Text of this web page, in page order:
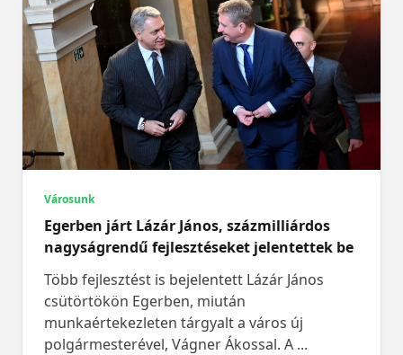
Városunk
Egerben járt Lázár János, százmilliárdos
nagyságrendű fejlesztéseket jelentettek be
Több fejlesztést is bejelentett Lázár János
csütörtökön Egerben, miután
munkaértekezleten tárgyalt a város új
polgármesterével, Vágner Ákossal. A ...